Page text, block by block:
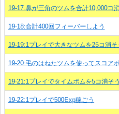
19-17:鼻が三角のツムを合計10,000コ
19-18:合計400回フィーバーしよう
19-19:1プレイで大きなツムを25コ消そ
19-20:毛のはねたツムを使ってスコア
19-21:1プレイでタイムボムを5コ消そう
19-22:1プレイで500Exp稼ごう